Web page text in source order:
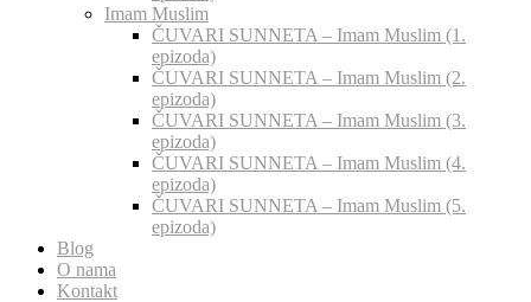
Imam Muslim
ČUVARI SUNNETA – Imam Muslim (1.
epizoda)
ČUVARI SUNNETA – Imam Muslim (2.
epizoda)
ČUVARI SUNNETA – Imam Muslim (3.
epizoda)
ČUVARI SUNNETA – Imam Muslim (4.
epizoda)
ČUVARI SUNNETA – Imam Muslim (5.
epizoda)
Blog
O nama
Kontakt